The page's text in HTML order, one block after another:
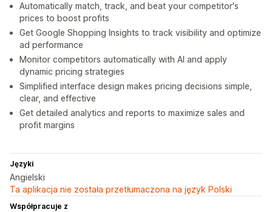
Automatically match, track, and beat your competitor's
prices to boost profits
Get Google Shopping Insights to track visibility and optimize
ad performance
Monitor competitors automatically with AI and apply
dynamic pricing strategies
Simplified interface design makes pricing decisions simple,
clear, and effective
Get detailed analytics and reports to maximize sales and
profit margins
Języki
Angielski
Ta aplikacja nie została przetłumaczona na język Polski
Współpracuje z